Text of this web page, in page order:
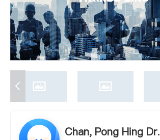
建筑装修
Chan, Pong Hing Dr.